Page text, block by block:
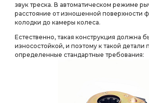
звук треска. В автоматическом режиме
расстояние от изношенной поверхности
колодки до камеры колеса.
Естественно, такая конструкция должна
износостойкой, и поэтому к такой детали
определенные стандартные требования: